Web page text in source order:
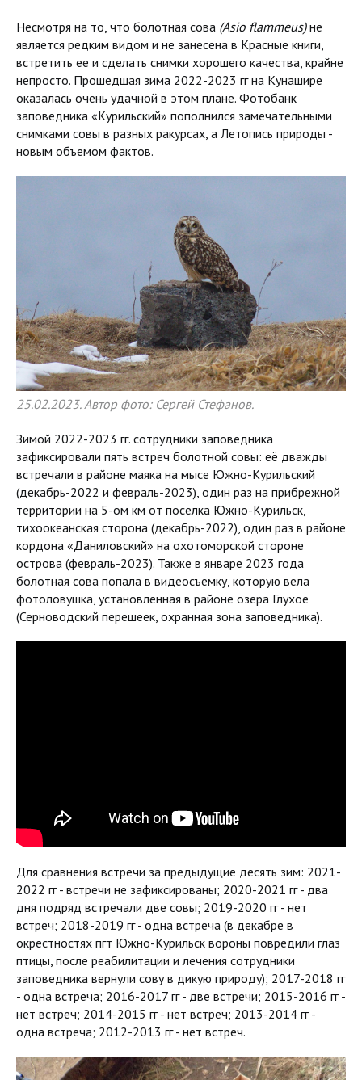
Несмотря на то, что болотная сова (Asio flammeus)не
является редким видом и не занесена в Красные книги,
встретить ее и сделать снимки хорошего качества, крайне
непросто. Прошедшая зима 2022-2023 гг на Кунашире
оказалась очень удачной в этом плане. Фотобанк
заповедника «Курильский» пополнился замечательными
снимками совы в разных ракурсах, а Летопись природы -
новым объемом фактов.
25.02.2023. Автор фото: Сергей Стефанов.
Зимой 2022-2023 гг. сотрудники заповедника
зафиксировали пять встреч болотной совы: её дважды
встречали в районе маяка на мысе Южно-Курильский
(декабрь-2022 и февраль-2023), один раз на прибрежной
территории на 5-ом км от поселка Южно-Курильск,
тихоокеанская сторона (декабрь-2022), один раз в районе
кордона «Даниловский» на охотоморской стороне
острова (февраль-2023). Также в январе 2023 года
болотная сова попала в видеосъемку, которую вела
фотоловушка, установленная в районе озера Глухое
(Серноводский перешеек, охранная зона заповедника).
Для сравнения встречи за предыдущие десять зим: 2021-
2022 гг - встречи не зафиксированы; 2020-2021 гг - два
дня подряд встречали две совы; 2019-2020 гг - нет
встреч; 2018-2019 гг - одна встреча (в декабре в
окрестностях пгт Южно-Курильск вороны повредили глаз
птицы, после реабилитации и лечения сотрудники
заповедника вернули сову в дикую природу); 2017-2018 гг
- одна встреча; 2016-2017 гг - две встречи; 2015-2016 гг -
нет встреч; 2014-2015 гг - нет встреч; 2013-2014 гг -
одна встреча; 2012-2013 гг - нет встреч.